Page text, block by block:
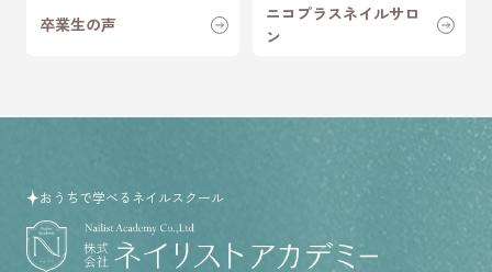
卒業生の声
ニコプラスネイルサロ
ン
おうちで学べるネイルスクール